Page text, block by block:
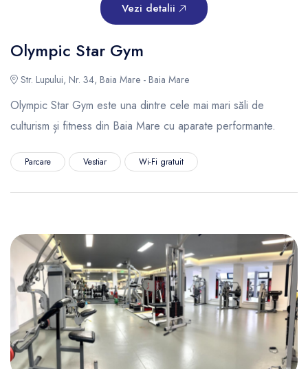
Vezi detalii
Olympic Star Gym
Str. Lupului, Nr. 34, Baia Mare - Baia Mare
Olympic Star Gym este una dintre cele mai mari săli de
culturism și fitness din Baia Mare cu aparate performante.
Parcare Vestiar Wi-Fi gratuit